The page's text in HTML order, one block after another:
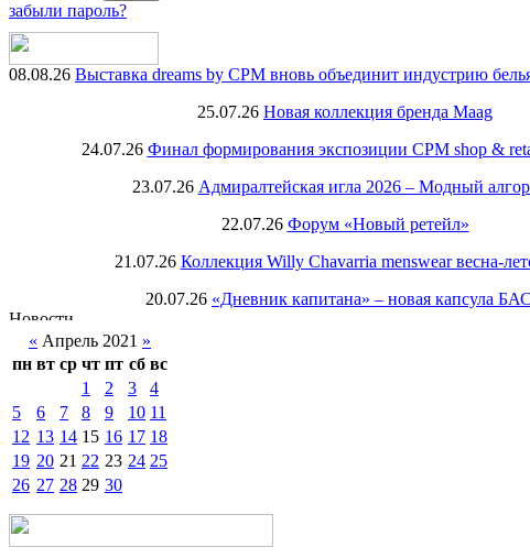
забыли пароль?
08.08.26 Выставка dreams by CPM вновь объединит индустрию
25.07.26 Новая коллекция бренда Maag
24.07.26 Финал формирования экспозиции CPM shop &
23.07.26 Адмиралтейская игла 2026 – Модный
22.07.26 Форум «Новый ретейл»
21.07.26 Коллекция Willy Chavarria menswear весна-
20.07.26 «Дневник капитана» – новая капсула
« Апрель 2021 »
пн вт ср чт пт сб вс
1
2 3
4
5
6 7 8 9 10 11
12 13 14 15 16 17 18
19 20 21 22 23 24 25
26 27 28 29 30